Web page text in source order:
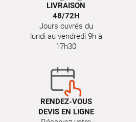
LIVRAISON
48/72H
Jours ouvrés du
lundi au vendredi 9h à
17h30
RENDEZ-VOUS
DEVIS EN LIGNE